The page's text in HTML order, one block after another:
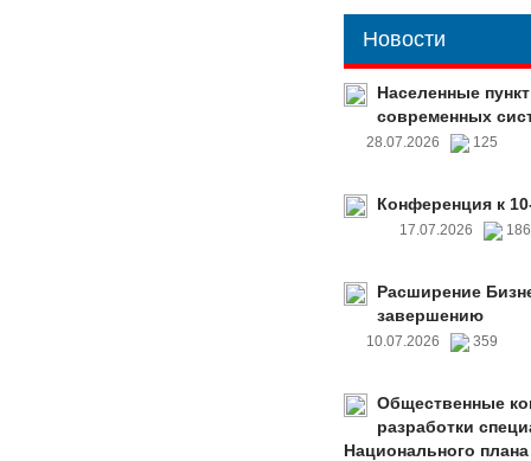
Новости
Населенные
современных
28.07.2026 125
Конференция к
17.07.2026
Расширение
завершению
10.07.2026 359
Общественные
разработки
Национального